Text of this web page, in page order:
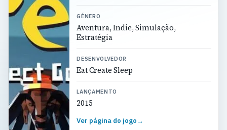
GÉNERO
Aventura, Indie, Simulação,
Estratégia
DESENVOLVEDOR
Eat Create Sleep
LANÇAMENTO
2015
Ver página do jogo→